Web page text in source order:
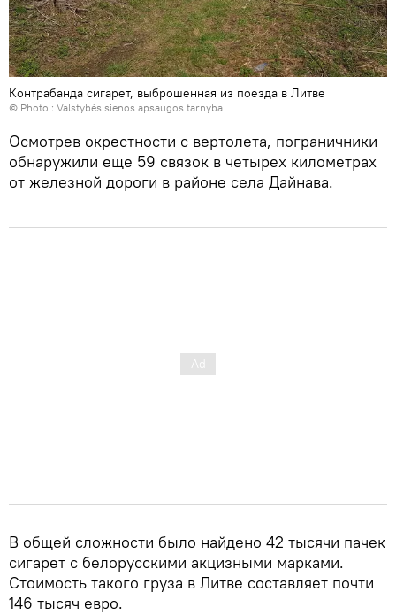
Контрабанда сигарет, выброшенная из поезда в Литве
© Photo : Valstybės sienos apsaugos tarnyba
Осмотрев окрестности с вертолета, пограничники
обнаружили еще 59 связок в четырех километрах
от железной дороги в районе села Дайнава.
В общей сложности было найдено 42 тысячи пачек
сигарет с белорусскими акцизными марками.
Стоимость такого груза в Литве составляет почти
146 тысяч евро.